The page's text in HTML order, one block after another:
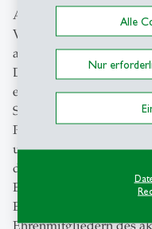
Alle
Nur
Auf Grund dieser
Versuchung, aus Anlass
am 13. Mai 1939
Doctor honoris causa
erst dann
Studenten den in der
Promotionsordnung
und sich einen
der 50-Jahr-Feier 1949
Ehrenpromotionen. Als
Ernennung einiger
Ehrenmitgliedern des